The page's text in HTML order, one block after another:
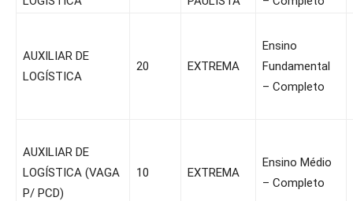
AUXILIAR DE
LOGÍSTICA
20 EXTREMA
Ensino
Fundamental
– Completo
AUXILIAR DE
LOGÍSTICA (VAGA
P/ PCD)
10 EXTREMA
Ensino Médio
– Completo